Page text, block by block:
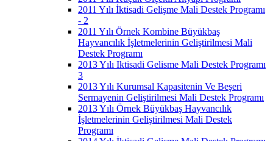
2011 Yılı İktisadi Gelişme Mali Destek Programı
- 2
2011 Yılı Örnek Kombine Büyükbaş
Hayvancılık İşletmelerinin Geliştirilmesi Mali
Destek Programı
2013 Yılı Iktisadi Gelisme Mali Destek Programı
3
2013 Yılı Kurumsal Kapasitenin Ve Beşeri
Sermayenin Geliştirilmesi Mali Destek Programı
2013 Yılı Örnek Büyükbaş Hayvancılık
İşletmelerinin Geliştirilmesi Mali Destek
Programı